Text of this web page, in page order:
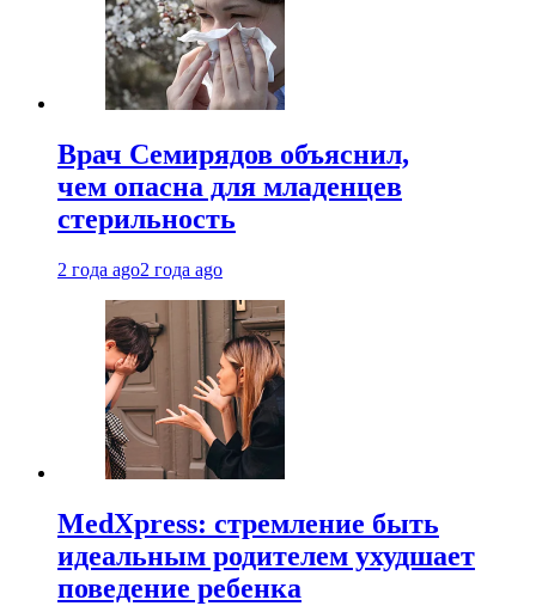
Врач Семирядов объяснил,
чем опасна для младенцев
стерильность
2 года ago2 года ago
MedXpress: стремление быть
идеальным родителем ухудшает
поведение ребенка